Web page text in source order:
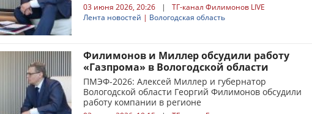
03 июня 2026, 20:26 |
ТГ-канал Филимонов LIVE
Лента новостей | Вологодская область
Филимонов и Миллер обсудили работу
«Газпрома» в Вологодской области
ПМЭФ-2026: Алексей Миллер и губернатор
Вологодской области Георгий Филимонов обсудили
работу компании в регионе